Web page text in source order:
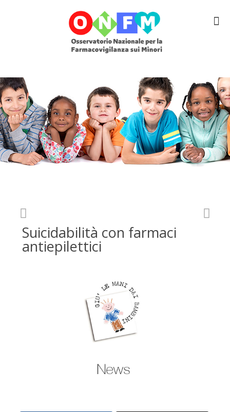
Suicidabilità con farmaci
antiepilettici